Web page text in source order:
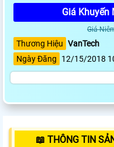
Giá Khuyến
Giá
Thương Hiệu VanTech
Ngày Đăng
12/15/2018
📖 THÔNG TIN